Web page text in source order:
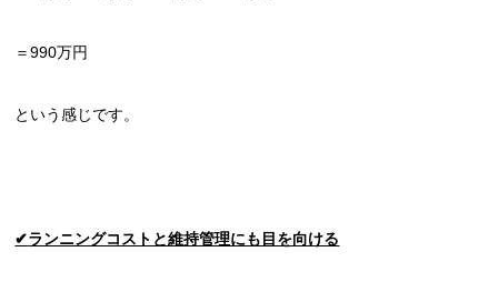
＝990万円
という感じです。
✔ランニングコストと維持管理にも目を向ける